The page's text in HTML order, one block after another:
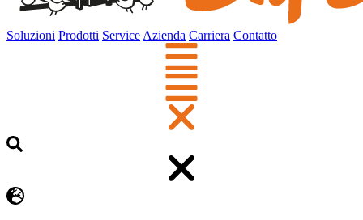
Soluzioni Prodotti Service Azienda Carriera Contatto